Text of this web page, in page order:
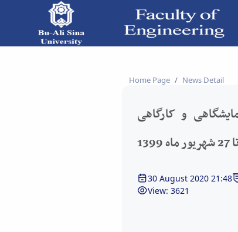
Home Page News Detail
و کارگاهی
30 August 2020 21:48
View: 3621